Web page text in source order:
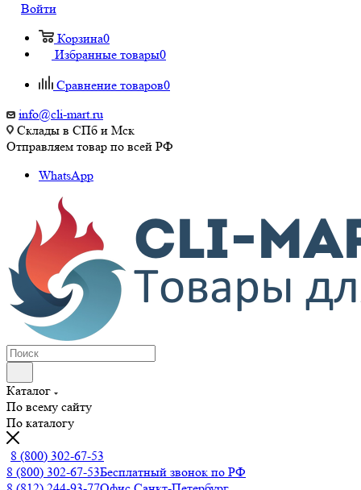
Войти
Корзина0
Избранные товары0
Сравнение товаров0
info@cli-mart.ru
Склады в СПб и Мск
Отправляем товар по всей РФ
WhatsApp
Каталог
По всему сайту
По каталогу
8 (800) 302-67-53
8 (800) 302-67-53Бесплатный звонок по РФ